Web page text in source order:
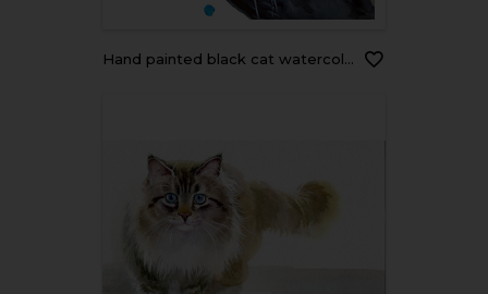
Hand painted black cat watercolor illustration. Watercolor black cat and pink butterfly isolated on white background.